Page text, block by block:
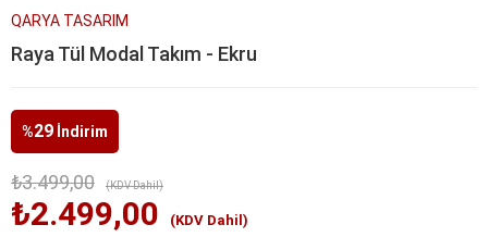
QARYA TASARIM
Raya Tül Modal Takım - Ekru
%29 İndirim
₺3.499,00 (KDV Dahil)
₺2.499,00 (KDV Dahil)